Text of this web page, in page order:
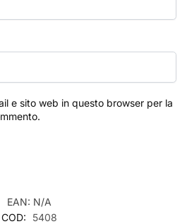
e sito web in questo browser per la
EAN: N/A
COD:
5408